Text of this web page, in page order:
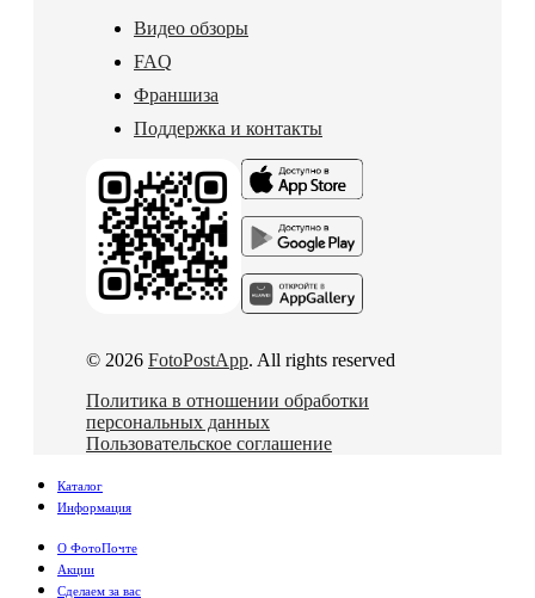
Видео обзоры
FAQ
Франшиза
Поддержка и контакты
© 2026 FotoPostApp. All rights reserved
Политика в отношении обработки
персональных данных
Пользовательское соглашение
Каталог
Информация
О ФотоПочте
Акции
Сделаем за вас